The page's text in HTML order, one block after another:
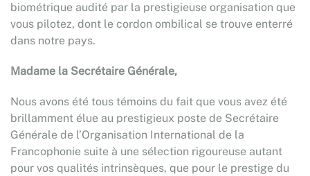
biométrique audité par la prestigieuse organisation que
vous pilotez, dont le cordon ombilical se trouve enterré
dans notre pays.
Madame la Secrétaire Générale,
Nous avons été tous témoins du fait que vous avez été
brillamment élue au prestigieux poste de Secrétaire
Générale de l’Organisation International de la
Francophonie suite à une sélection rigoureuse autant
pour vos qualités intrinsèques, que pour le prestige du